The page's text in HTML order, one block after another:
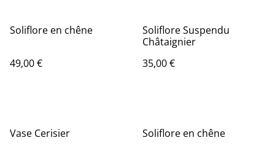
Soliflore en chêne
49,00 €
Soliflore Suspendu
Châtaignier
35,00 €
Vase Cerisier
Soliflore en chêne